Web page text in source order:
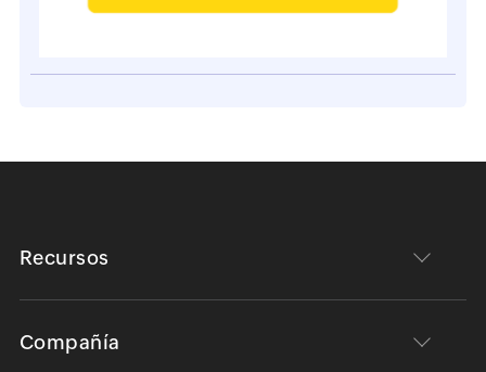
Recursos
Compañía